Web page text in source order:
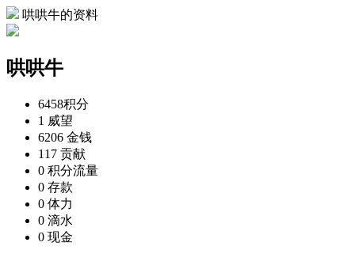
哄哄牛的资料
哄哄牛
6458积分
1 威望
6206 金钱
117 贡献
0 积分流量
0 存款
0 体力
0 滴水
0 现金